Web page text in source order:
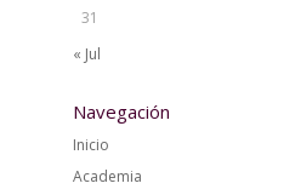
31
« Jul
Navegación
Inicio
Academia